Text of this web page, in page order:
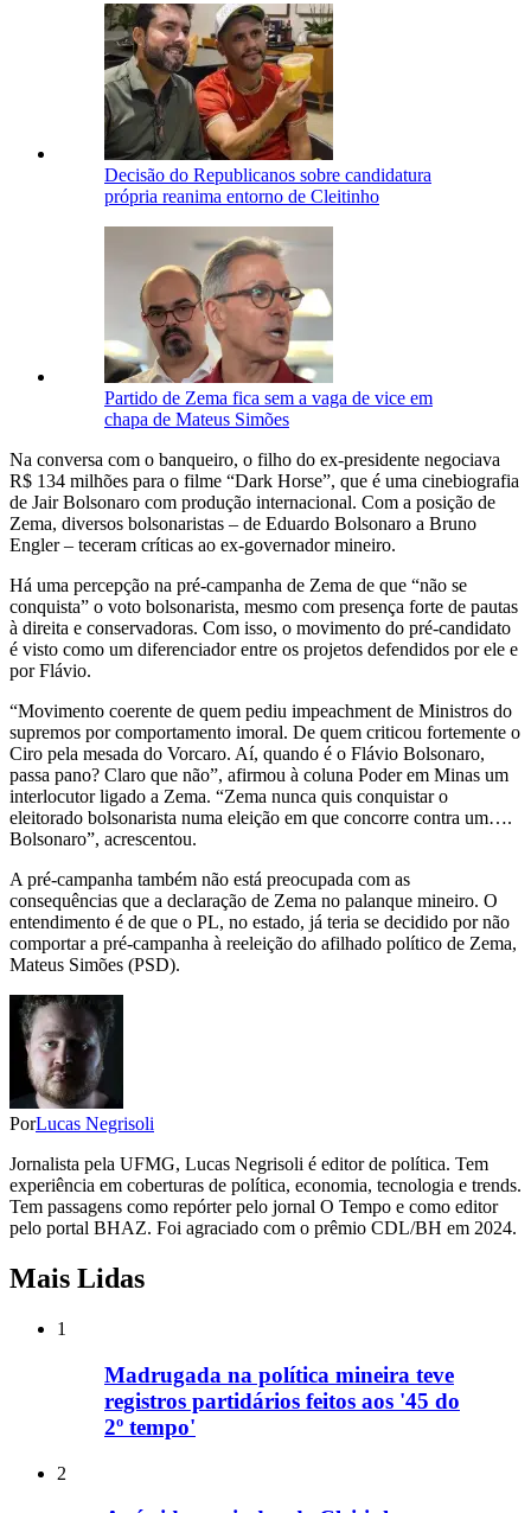
Decisão do Republicanos sobre candidatura
própria reanima entorno de Cleitinho
Partido de Zema fica sem a vaga de vice em
chapa de Mateus Simões
Na conversa com o banqueiro, o filho do ex-presidente negociava
R$ 134 milhões para o filme “Dark Horse”, que é uma cinebiografia
de Jair Bolsonaro com produção internacional. Com a posição de
Zema, diversos bolsonaristas – de Eduardo Bolsonaro a Bruno
Engler – teceram críticas ao ex-governador mineiro.
Há uma percepção na pré-campanha de Zema de que “não se
conquista” o voto bolsonarista, mesmo com presença forte de pautas
à direita e conservadoras. Com isso, o movimento do pré-candidato
é visto como um diferenciador entre os projetos defendidos por ele e
por Flávio.
“Movimento coerente de quem pediu impeachment de Ministros do
supremos por comportamento imoral. De quem criticou fortemente o
Ciro pela mesada do Vorcaro. Aí, quando é o Flávio Bolsonaro,
passa pano? Claro que não”, afirmou à coluna Poder em Minas um
interlocutor ligado a Zema. “Zema nunca quis conquistar o
eleitorado bolsonarista numa eleição em que concorre contra um….
Bolsonaro”, acrescentou.
A pré-campanha também não está preocupada com as
consequências que a declaração de Zema no palanque mineiro. O
entendimento é de que o PL, no estado, já teria se decidido por não
comportar a pré-campanha à reeleição do afilhado político de Zema,
Mateus Simões (PSD).
PorLucas Negrisoli
Jornalista pela UFMG, Lucas Negrisoli é editor de política. Tem
experiência em coberturas de política, economia, tecnologia e trends.
Tem passagens como repórter pelo jornal O Tempo e como editor
pelo portal BHAZ. Foi agraciado com o prêmio CDL/BH em 2024.
Mais Lidas
1
Madrugada na política mineira teve
registros partidários feitos aos '45 do
2º tempo'
2